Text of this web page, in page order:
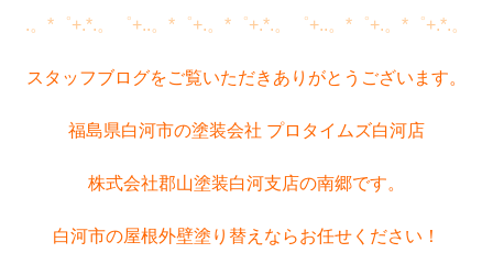
.。*゜+.*.。゜+..。*゜+.。*゜+.*.。゜+..。*゜+.。*゜+.*.。
スタッフブログをご覧いただきありがとうございます。
福島県白河市の塗装会社 プロタイムズ白河店
株式会社郡山塗装白河支店の南郷です。
白河市の屋根外壁塗り替えならお任せください！